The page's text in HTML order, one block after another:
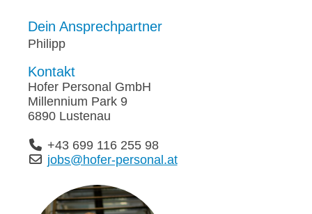
Dein Ansprechpartner
Philipp
Kontakt
Hofer Personal GmbH
Millennium Park 9
6890 Lustenau
+43 699 116 255 98
jobs@hofer-personal.at